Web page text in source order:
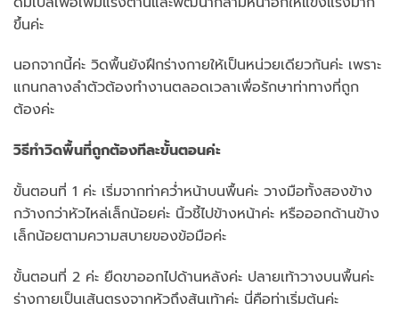
ขึ้นค่ะ
นอกจากนี้ค่ะ วิดพื้นยังฝึกร่างกายให้เป็นหน่วยเดียวกันค่ะ เพราะ
แกนกลางลำตัวต้องทำงานตลอดเวลาเพื่อรักษาท่าทางที่ถูก
ต้องค่ะ
วิธีทำวิดพื้นที่ถูกต้องทีละขั้นตอนค่ะ
ขั้นตอนที่ 1 ค่ะ เริ่มจากท่าคว่ำหน้าบนพื้นค่ะ วางมือทั้งสองข้าง
กว้างกว่าหัวไหล่เล็กน้อยค่ะ นิ้วชี้ไปข้างหน้าค่ะ หรือออกด้านข้าง
เล็กน้อยตามความสบายของข้อมือค่ะ
ขั้นตอนที่ 2 ค่ะ ยืดขาออกไปด้านหลังค่ะ ปลายเท้าวางบนพื้นค่ะ
ร่างกายเป็นเส้นตรงจากหัวถึงส้นเท้าค่ะ นี่คือท่าเริ่มต้นค่ะ